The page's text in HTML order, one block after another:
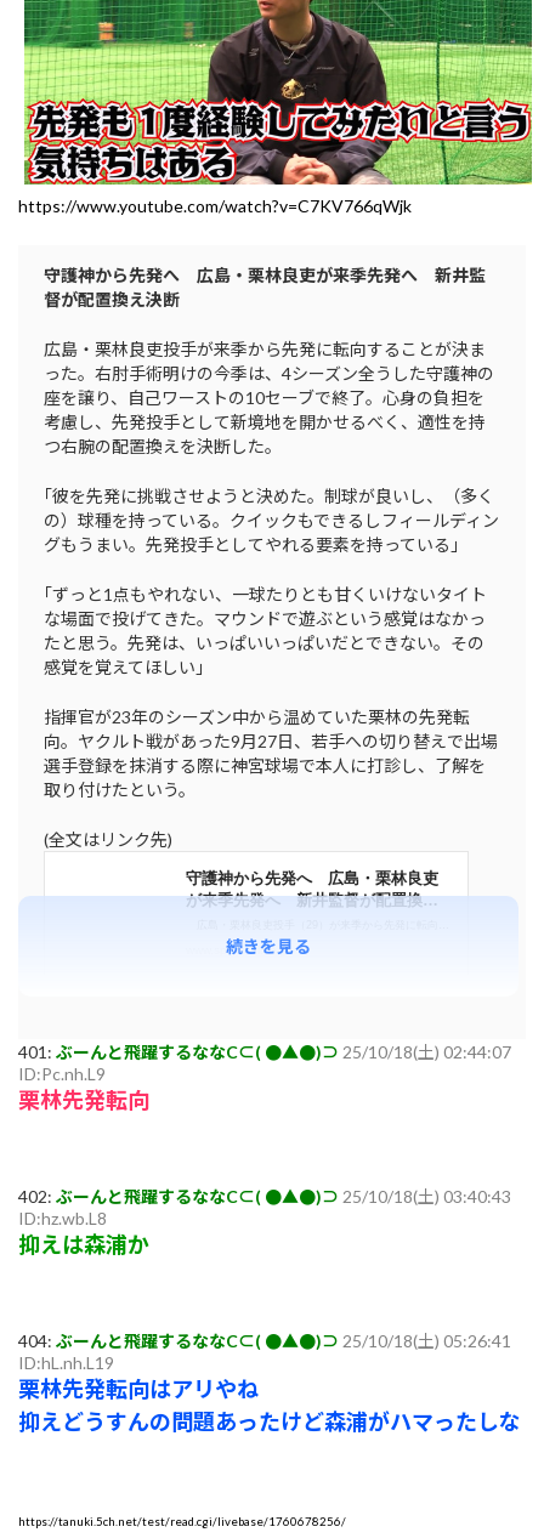
https://www.youtube.com/watch?v=C7KV766qWjk
守護神から先発へ 広島・栗林良吏が来季先発へ 新井監
督が配置換え決断
広島・栗林良吏投手が来季から先発に転向することが決ま
った。右肘手術明けの今季は、4シーズン全うした守護神の
座を譲り、自己ワーストの10セーブで終了。心身の負担を
考慮し、先発投手として新境地を開かせるべく、適性を持
つ右腕の配置換えを決断した。
｢彼を先発に挑戦させようと決めた。制球が良いし、（多く
の）球種を持っている。クイックもできるしフィールディン
グもうまい。先発投手としてやれる要素を持っている」
｢ずっと1点もやれない、一球たりとも甘くいけないタイト
な場面で投げてきた。マウンドで遊ぶという感覚はなかっ
たと思う。先発は、いっぱいいっぱいだとできない。その
感覚を覚えてほしい」
指揮官が23年のシーズン中から温めていた栗林の先発転
向。ヤクルト戦があった9月27日、若手への切り替えで出場
選手登録を抹消する際に神宮球場で本人に打診し、了解を
取り付けたという。
(全文はリンク先)
401: ぶーんと飛躍するななC⊂( ●▲●)⊃ 25/10/18(土) 02:44:07
ID:Pc.nh.L9
栗林先発転向
402: ぶーんと飛躍するななC⊂( ●▲●)⊃ 25/10/18(土) 03:40:43
ID:hz.wb.L8
抑えは森浦か
404: ぶーんと飛躍するななC⊂( ●▲●)⊃ 25/10/18(土) 05:26:41
ID:hL.nh.L19
栗林先発転向はアリやね
抑えどうすんの問題あったけど森浦がハマったしな
https://tanuki.5ch.net/test/read.cgi/livebase/1760678256/
続きを見る